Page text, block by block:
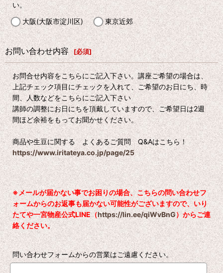
い。
大阪(大阪市淀川区)
東京近郊
お問い合わせ内容 [必須]
お問合せ内容をこちらにご記入下さい。講座ご希望の場合は、
上記チェック項目にチェックを入れて、ご希望のお日にち、時
間、人数などをこちらにご記入下さい
講師の調整にお日にちを頂戴していますので、ご希望日は2週
間ほど余裕をもってお聞かせください。
商品や生豆に関する よくあるご質問 Q&Aはこちら！
https://www.iritateya.co.jp/page/25
※メールが届かない事でお困りの場合、こちらの問い合わせフ
ォームからのお返事も届かない可能性がございますので、いり
たてや一宮物産公式LINE（https://lin.ee/qiWvBnG）からご連
絡ください。
問い合わせフォームからの営業はご遠慮ください。